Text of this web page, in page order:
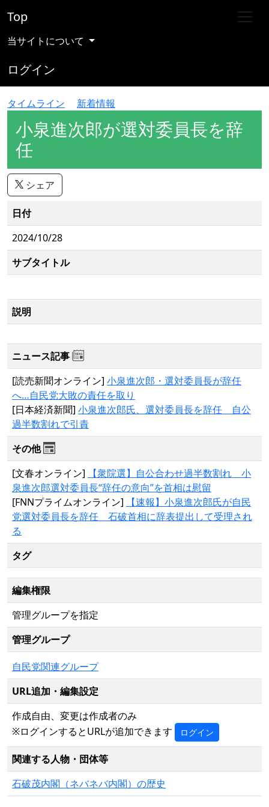
Top
当サイトについて
ログイン
タイムライン 新着情報
小泉進次郎が選対委員長を辞
任
シェア
日付
2024/10/28
サブタイトル
説明
ニュース記事
[読売新聞オンライン] 小泉進次郎・選対委員長が辞任
へ…自民党大敗の責任を取り
[日本経済新聞] 小泉進次郎氏、選対委員長を辞任 自公
過半数割れで引責
その他
[文春オンライン]
【衆院選】自公合わせ過半数割れ 小
泉進次郎選対委員長“辞任の意向”を首相は慰留
[FNNプライムオンライン]
【速報】小泉進次郎氏が自民
党選対委員長を辞任 石破首相に辞表提出して受理され
る
タグ
編集権限
管理グループを指定
管理グループ
自民党関連グループ
URL追加・編集設定
作成自由、変更は作成者のみ
※ログインするとURLが追加できます
ログイン
関連する人物・団体等
石破茂内閣（ネバネバ内閣）の歴史